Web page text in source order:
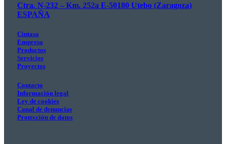
Ctra. N-232 – Km. 252a E-50180 Utebo (Zaragoza)
ESPAÑA
Cintasa
Empresa
Productos
Servicios
Proyectos
Contacto
Información legal
Ley de cookies
Canal de denuncias
Protección de datos